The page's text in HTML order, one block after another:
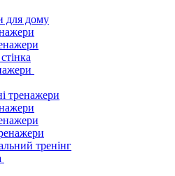
для дому
тренажери
тренінг